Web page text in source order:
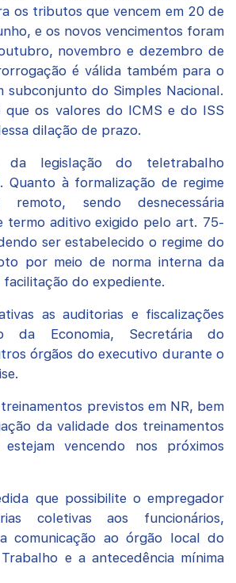
os tributos que vencem em 20 de
e os novos vencimentos foram
novembro e dezembro de
é válida também para o
subconjunto do Simples Nacional.
que os valores do ICMS e do ISS
dilação de prazo.
da legislação do teletrabalho
. Quanto à formalização de regime
sendo desnecessária
termo aditivo exigido pelo art. 75-
ser estabelecido o regime do
por meio de norma interna da
facilitação do expediente.
as auditorias e fiscalizações
da Economia, Secretária do
órgãos do executivo durante o
previstos em NR, bem
da validade dos treinamentos
vencendo nos próximos
que possibilite o empregador
coletivas aos funcionários,
comunicação ao órgão local do
e a antecedência mínima